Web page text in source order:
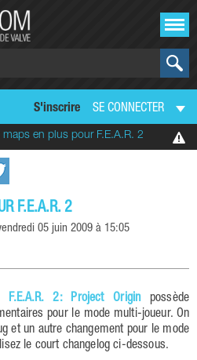
S'inscrire SE CONNECTER
maps en plus pour F.E.A.R. 2
F.E.A.R. 2
05 juin 2009 à 15:05
F.E.A.R. 2: Project Originpossède
pour le mode multi-joueur. On
et un autre changement pour le mode
le court changelog ci-dessous.